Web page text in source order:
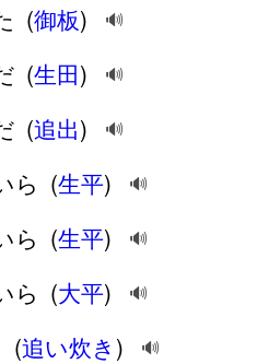
(御板) 🔊
(生田) 🔊
(追出) 🔊
ら (生平) 🔊
ら (生平) 🔊
ら (大平) 🔊
(追い炊き ) 🔊